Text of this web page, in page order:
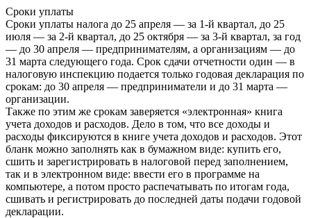
Сроки уплаты
Сроки уплаты налога до 25 апреля — за 1-й квартал, до 25
июля — за 2-й квартал, до 25 октября — за 3-й квартал, за год
— до 30 апреля — предпринимателям, а организациям — до
31 марта следующего года. Срок сдачи отчетности один — в
налоговую инспекцию подается только годовая декларация по
срокам: до 30 апреля — предприниматели и до 31 марта —
организации.
Также по этим же срокам заверяется «электронная» книга
учета доходов и расходов. Дело в том, что все доходы и
расходы фиксируются в книге учета доходов и расходов. Этот
бланк можно заполнять как в бумажном виде: купить его,
сшить и зарегистрировать в налоговой перед заполнением,
так и в электронном виде: ввести его в программе на
компьютере, а потом просто распечатывать по итогам года,
сшивать и регистрировать до последней даты подачи годовой
декларации.